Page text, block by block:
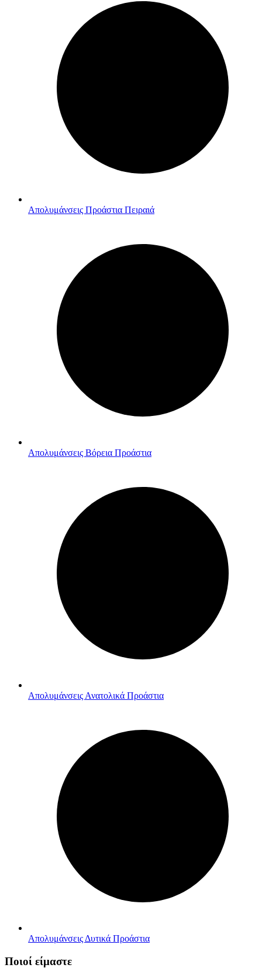
Απολυμάνσεις Προάστια Πειραιά
Απολυμάνσεις Βόρεια Προάστια
Απολυμάνσεις Ανατολικά Προάστια
Απολυμάνσεις Δυτικά Προάστια
Ποιοί είμαστε